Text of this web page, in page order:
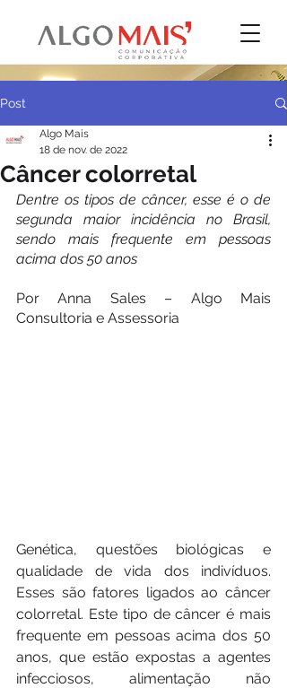
Post
Câncer colorretal
Algo Mais
18 de nov. de 2022
Dentre os tipos de câncer, esse é o de
segunda maior incidência no Brasil,
sendo mais frequente em pessoas
acima dos 50 anos
Por Anna Sales – Algo Mais
Consultoria e Assessoria
Genética, questões biológicas e
qualidade de vida dos indivíduos.
Esses são fatores ligados ao câncer
colorretal. Este tipo de câncer é mais
frequente em pessoas acima dos 50
anos, que estão expostas a agentes
infecciosos, alimentação não